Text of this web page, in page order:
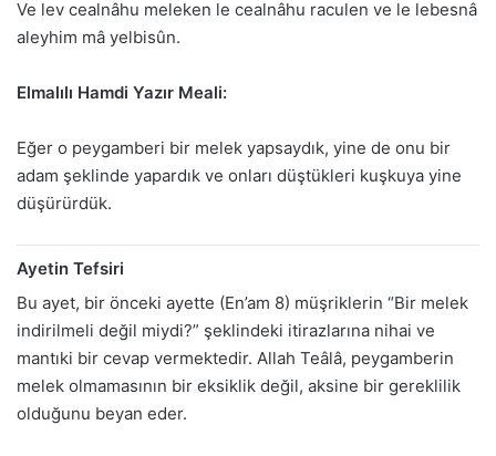
Ve lev cealnâhu meleken le cealnâhu raculen ve le lebesnâ
aleyhim mâ yelbisûn.
Elmalılı Hamdi Yazır Meali:
Eğer o peygamberi bir melek yapsaydık, yine de onu bir
adam şeklinde yapardık ve onları düştükleri kuşkuya yine
düşürürdük.
Ayetin Tefsiri
Bu ayet, bir önceki ayette (En’am 8) müşriklerin “Bir melek
indirilmeli değil miydi?” şeklindeki itirazlarına nihai ve
mantıki bir cevap vermektedir. Allah Teâlâ, peygamberin
melek olmamasının bir eksiklik değil, aksine bir gereklilik
olduğunu beyan eder.